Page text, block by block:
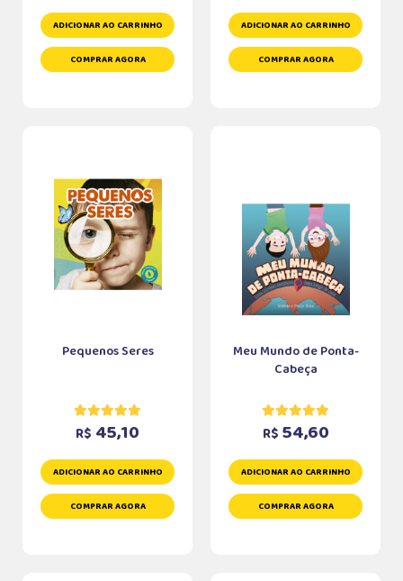
ADICIONAR AO CARRINHO
COMPRAR AGORA
ADICIONAR AO CARRINHO
COMPRAR AGORA
Pequenos Seres
R$ 45,10
ADICIONAR AO CARRINHO
COMPRAR AGORA
Meu Mundo de Ponta-
Cabeça
R$ 54,60
ADICIONAR AO CARRINHO
COMPRAR AGORA